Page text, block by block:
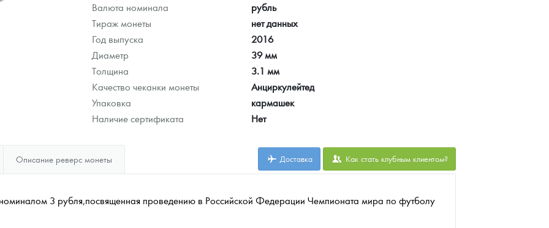
Валюта номинала
рубль
Тираж монеты
нет данных
Год выпуска
2016
Диаметр
39 мм
Толщина
3.1 мм
Качество чеканки монеты
Анциркулейтед
Упаковка
кармашек
Наличие сертификата
Нет
Описание реверс монеты Доставка Как стать клубным клиентом?
3 рубля,посвященная проведению в Российской Федерации Чемпионата мира по футболу